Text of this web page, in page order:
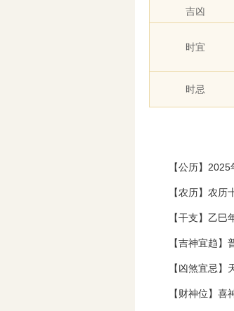
吉凶
时宜
时忌
【公历】
【农历】农
【干支】乙
【吉神宜趋】
【凶煞宜忌】
【财神位】